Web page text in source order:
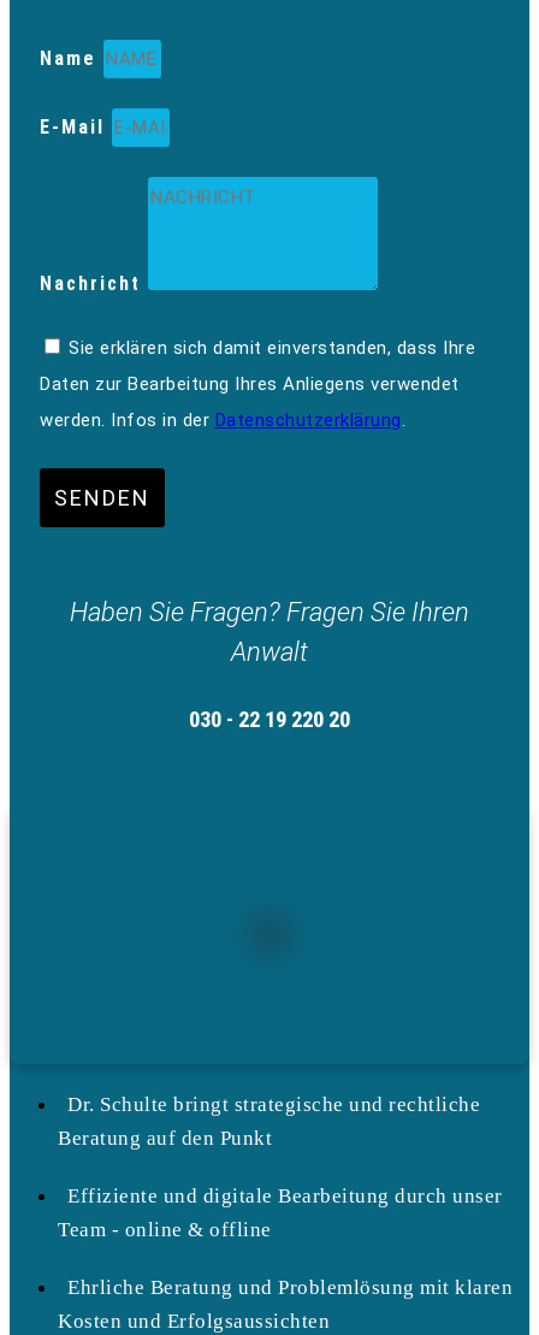
Name
E-Mail
Nachricht
Sie erklären sich damit einverstanden, dass Ihre
Daten zur Bearbeitung Ihres Anliegens verwendet
werden. Infos in der Datenschutzerklärung.
SENDEN
Haben Sie Fragen? Fragen Sie Ihren
Anwalt
030 - 22 19 220 20
Dr. Schulte bringt strategische und rechtliche
Beratung auf den Punkt
Effiziente und digitale Bearbeitung durch unser
Team - online & offline
Ehrliche Beratung und Problemlösung mit klaren
Kosten und Erfolgsaussichten